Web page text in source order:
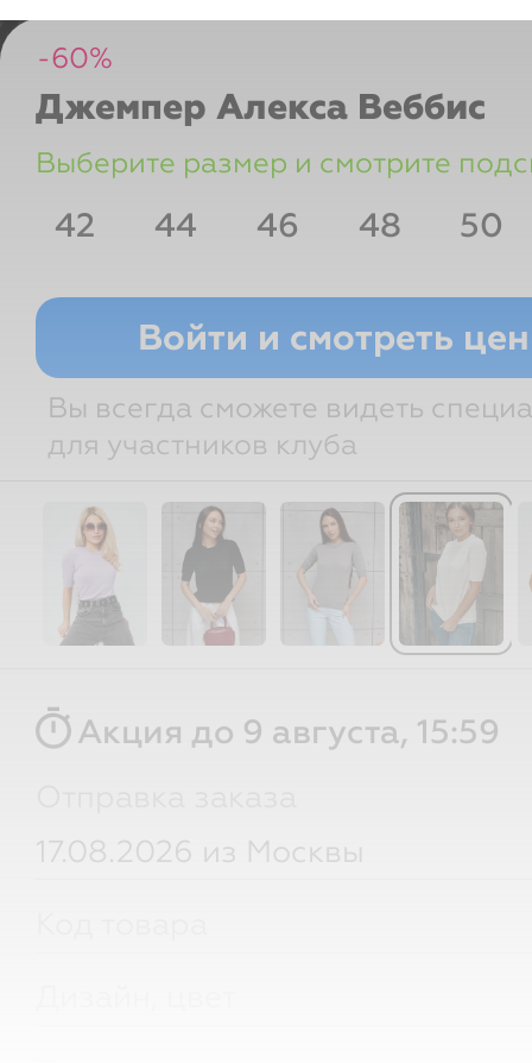
-60%
Джемпер Алекса Веббис
Выберите размер и смотрите
42 44 46 48 50
Размер РФ Грудь Талия
Войти и смотреть
Вы всегда сможете видеть
для участников клуба
timerАкция до 9 августа, 15:59
17.08.2026 из Москвы